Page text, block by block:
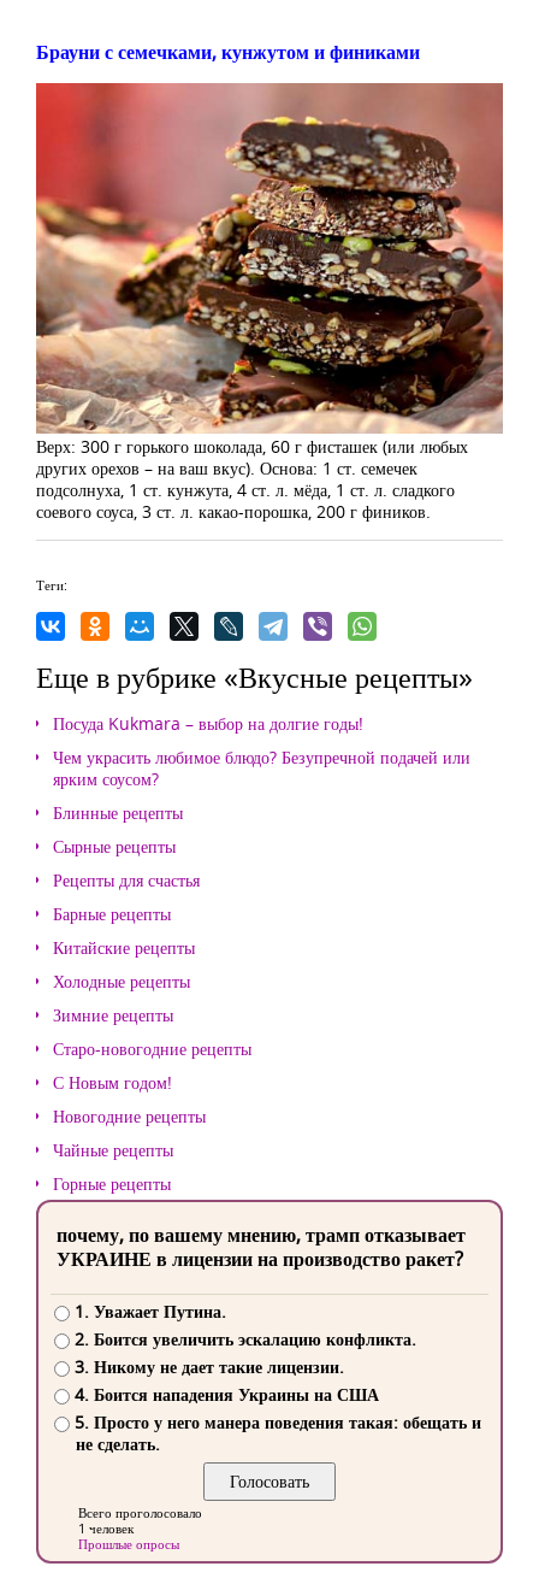
Брауни с семечками, кунжутом и финиками
Верх: 300 г горького шоколада, 60 г фисташек (или любых
других орехов – на ваш вкус). Основа: 1 ст. семечек
подсолнуха, 1 ст. кунжута, 4 ст. л. мёда, 1 ст. л. сладкого
соевого соуса, 3 ст. л. какао-порошка, 200 г фиников.
Теги:
Еще в рубрике «Вкусные рецепты»
Посуда Kukmara – выбор на долгие годы!
Чем украсить любимое блюдо? Безупречной подачей или
ярким соусом?
Блинные рецепты
Сырные рецепты
Рецепты для счастья
Барные рецепты
Китайские рецепты
Холодные рецепты
Зимние рецепты
Старо-новогодние рецепты
С Новым годом!
Новогодние рецепты
Чайные рецепты
Горные рецепты
почему, по вашему мнению, трамп отказывает
УКРАИНЕ в лицензии на производство ракет?
1. Уважает Путина.
2. Боится увеличить эскалацию конфликта.
3. Никому не дает такие лицензии.
4. Боится нападения Украины на США
5. Просто у него манера поведения такая: обещать и
не сделать.
Всего проголосовало
1 человек
Прошлые опросы